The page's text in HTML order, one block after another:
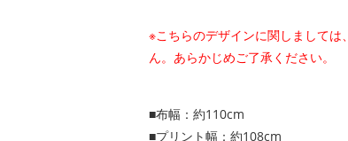
※こちらのデザインに関しまして
ん。あらかじめご了承ください。
■布幅：約110cm
■プリント幅：約108cm